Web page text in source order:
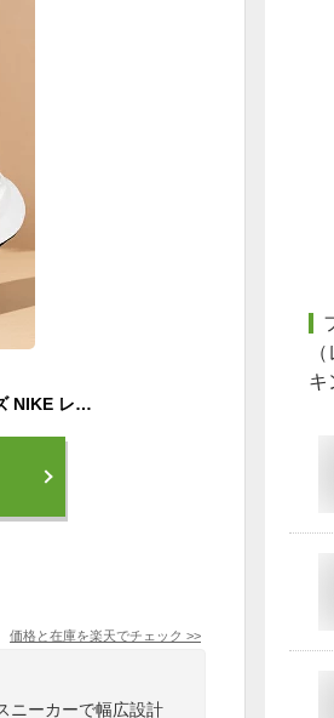
送料無料 ナイキ 幅広 スニーカー レディース メンズ NIKE レボリューション 7 ワイド REVOLUTION 7 WIDE シューズ 靴 fz6829 ブラック ホワイト
価格と在庫を楽天でチェック >>
ニーカーで幅広設計
キ